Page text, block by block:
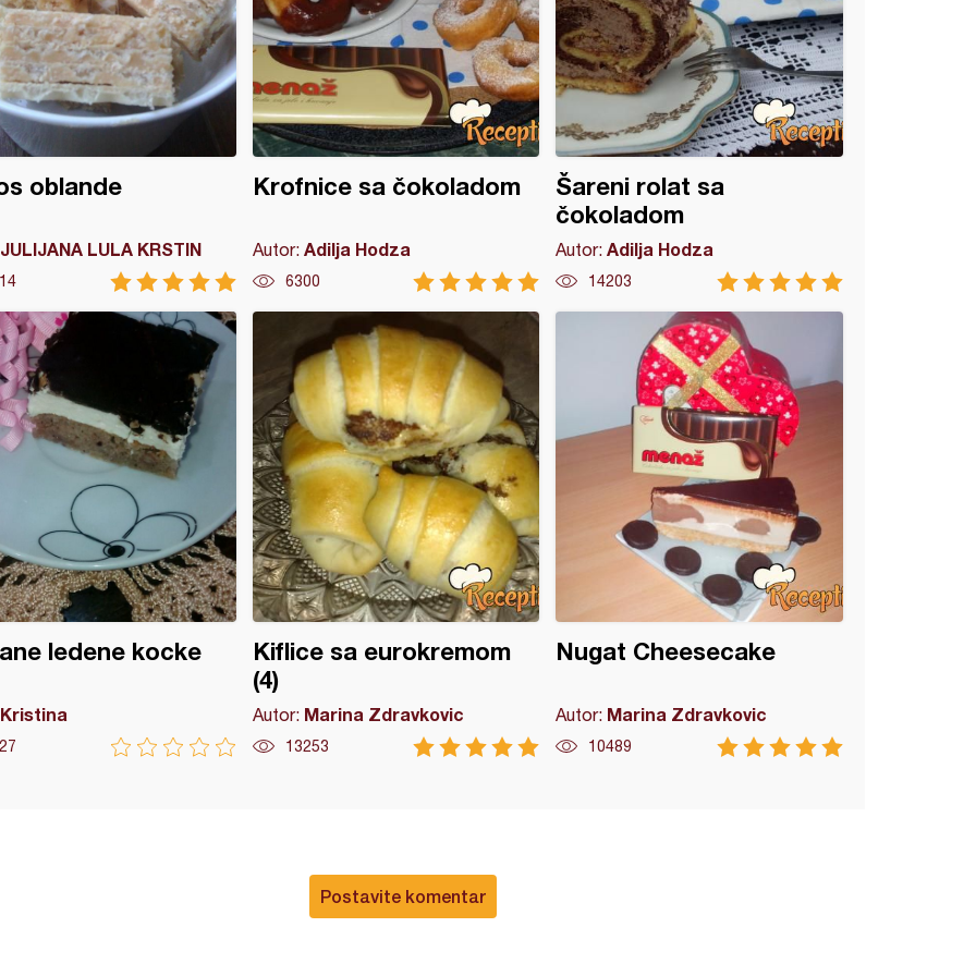
oblande
JULIJANA LULA KRSTIN
Krofnice sa čokoladom
Autor: Adilja Hodza
6300
Šareni rolat sa
čokoladom
Autor:Adilja Hodza
14203
ledene kocke
Kristina
Kiflice sa eurokremom
(4)
Autor: Marina Zdravkovic
13253
Nugat Cheesecake
Autor: Marina Zdravkovic
10489
Postavite komentar